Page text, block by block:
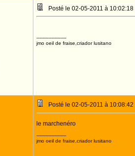
Posté le 02-05-2011 à 10:02:18
--------------------
jmo oeil de fraise,criador lusitano
Posté le 02-05-2011 à 10:08:42
le marchenéro
--------------------
jmo oeil de fraise,criador lusitano